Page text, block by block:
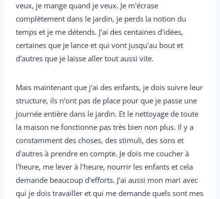
veux, je mange quand je veux. Je m'écrase
complètement dans le jardin, je perds la notion du
temps et je me détends. J'ai des centaines d'idées,
certaines que je lance et qui vont jusqu'au bout et
d'autres que je laisse aller tout aussi vite.
Mais maintenant que j'ai des enfants, je dois suivre leur
structure, ils n'ont pas de place pour que je passe une
journée entière dans le jardin. Et le nettoyage de toute
la maison ne fonctionne pas très bien non plus. Il y a
constamment des choses, des stimuli, des sons et
d'autres à prendre en compte. Je dois me coucher à
l'heure, me lever à l'heure, nourrir les enfants et cela
demande beaucoup d'efforts. J'ai aussi mon mari avec
qui je dois travailler et qui me demande quels sont mes